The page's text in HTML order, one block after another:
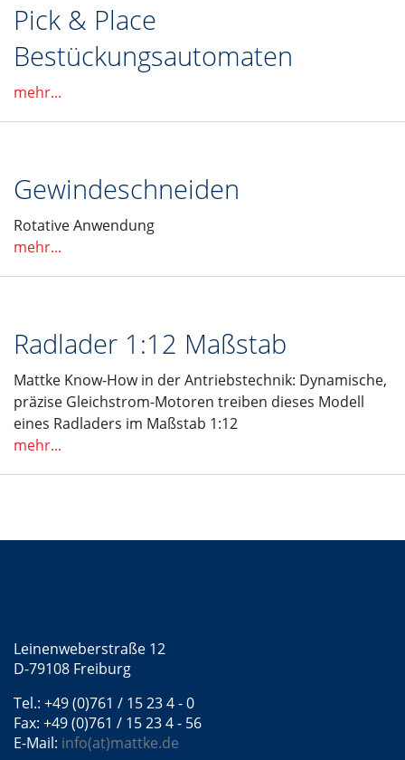
Pick & Place
Bestückungsautomaten
mehr...
Gewindeschneiden
Rotative Anwendung
mehr...
Radlader 1:12 Maßstab
Mattke Know-How in der Antriebstechnik: Dynamische,
präzise Gleichstrom-Motoren treiben dieses Modell
eines Radladers im Maßstab 1:12
mehr...
Leinenweberstraße 12
D-79108 Freiburg
Tel.: +49 (0)761 / 15 23 4 - 0
Fax: +49 (0)761 / 15 23 4 - 56
E-Mail: info(at)mattke.de